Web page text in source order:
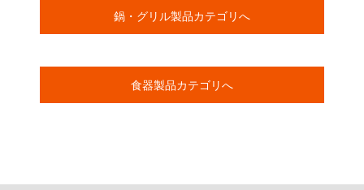
鍋・グリル製品カテゴリへ
食器製品カテゴリへ